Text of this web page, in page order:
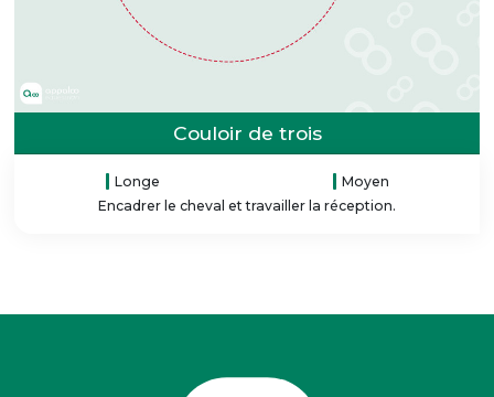
Couloir de trois
Longe
Moyen
Encadrer le cheval et travailler la réception.